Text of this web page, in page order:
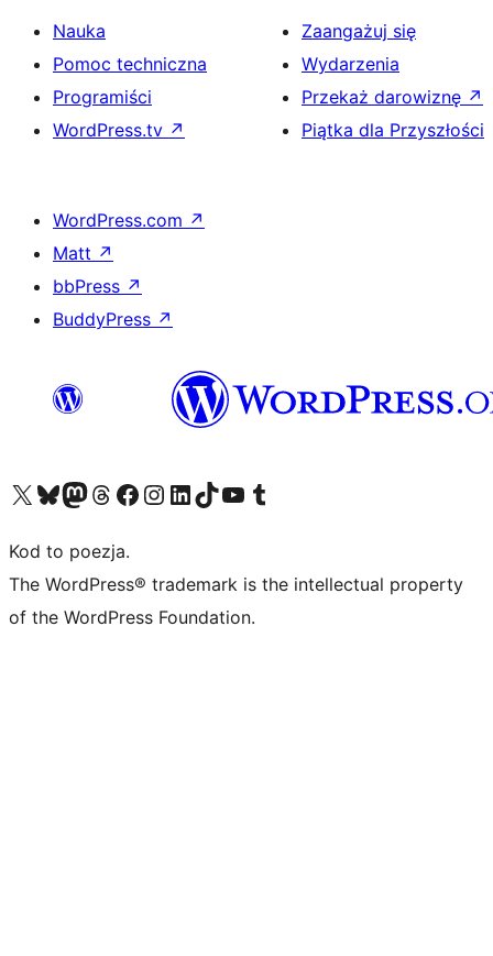
Nauka
Pomoc techniczna
Programiści
WordPress.tv ↗
Zaangażuj się
Wydarzenia
Przekaż darowiznę ↗
Piątka dla Przyszłości
WordPress.com ↗
Matt ↗
bbPress ↗
BuddyPress ↗
Odwiedź nasze konto X (dawniej Twitter)
Odwiedź nasze konto Bluesky
Odwiedź nasze konto na Mastodoncie
Odwiedź naszego Threadsa
Odwiedź naszego Facebooka
Odwiedź nasze konto na Instagramie
Odwiedź nasze konto na LinkedIn
Odwiedź naszego TikToka
Odwiedź nasz kanał YouTube
Odwiedź naszego Tumblra
Kod to poezja.
The WordPress® trademark is the intellectual property
of the WordPress Foundation.